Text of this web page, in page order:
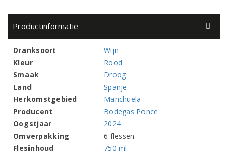
Productinformatie
Dranksoort
Wijn
Kleur
Rood
Smaak
Droog
Land
Spanje
Herkomstgebied
Manchuela
Producent
Bodegas Ponce
Oogstjaar
2024
Omverpakking
6 flessen
Flesinhoud
750 ml